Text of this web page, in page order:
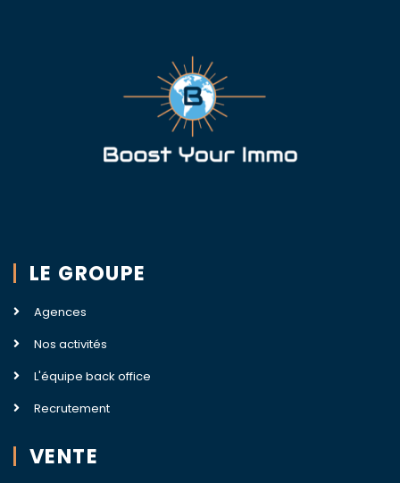
LE GROUPE
Agences
Nos activités
L'équipe back office
Recrutement
VENTE